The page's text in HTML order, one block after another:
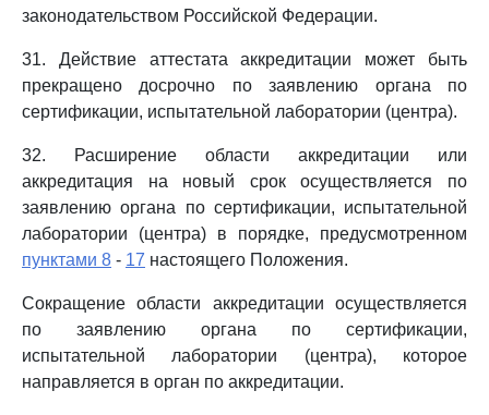
законодательством Российской Федерации.
31. Действие аттестата аккредитации может быть
прекращено досрочно по заявлению органа по
сертификации, испытательной лаборатории (центра).
32. Расширение области аккредитации или
аккредитация на новый срок осуществляется по
заявлению органа по сертификации, испытательной
лаборатории (центра) в порядке, предусмотренном
пунктами 8 - 17 настоящего Положения.
Сокращение области аккредитации осуществляется
по заявлению органа по сертификации,
испытательной лаборатории (центра), которое
направляется в орган по аккредитации.